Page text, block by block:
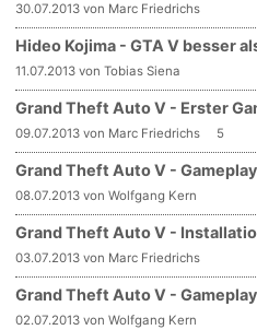
30.07.2013 von Marc Friedrichs
Hideo Kojima - GTA V besser
11.07.2013 von Tobias Siena
Grand Theft Auto V - Erster
09.07.2013 von Marc Friedrichs 5
Grand Theft Auto V -
08.07.2013 von Wolfgang Kern
Grand Theft Auto V -
03.07.2013 von Marc Friedrichs
Grand Theft Auto V -
02.07.2013 von Wolfgang Kern